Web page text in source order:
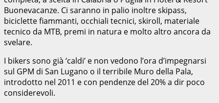
Buonevacanze. Ci saranno in palio inoltre skipass,
biciclette fiammanti, occhiali tecnici, skiroll, materiale
tecnico da MTB, premi in natura e molto altro ancora da
svelare.
I bikers sono già ‘caldi’ e non vedono l’ora d’impegnarsi
sul GPM di San Lugano o il terribile Muro della Pala,
introdotto nel 2011 e con pendenze del 20% a dir poco
considerevoli.